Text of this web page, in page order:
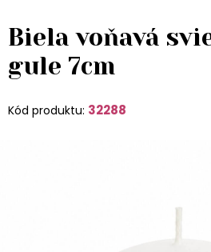
Biela voňavá
gule 7cm
Kód produktu: 32288